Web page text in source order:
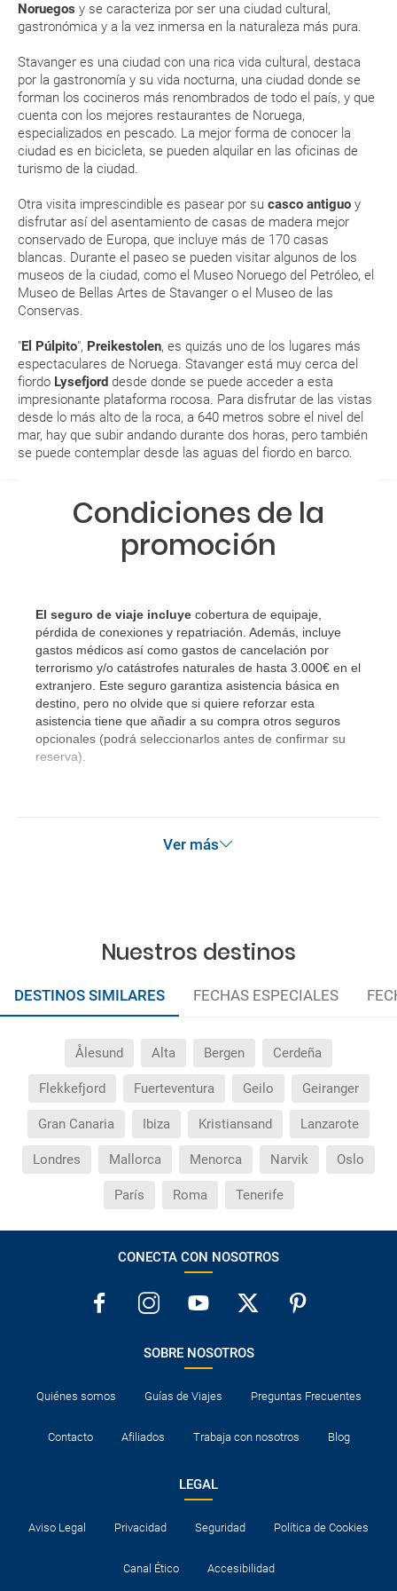
Noruegos y se caracteriza por ser una ciudad cultural,
gastronómica y a la vez inmersa en la naturaleza más pura.
Stavanger es una ciudad con una rica vida cultural, destaca
por la gastronomía y su vida nocturna, una ciudad donde se
forman los cocineros más renombrados de todo el país, y que
cuenta con los mejores restaurantes de Noruega,
especializados en pescado. La mejor forma de conocer la
ciudad es en bicicleta, se pueden alquilar en las oficinas de
turismo de la ciudad.
Otra visita imprescindible es pasear por su casco antiguo y
disfrutar así del asentamiento de casas de madera mejor
conservado de Europa, que incluye más de 170 casas
blancas. Durante el paseo se pueden visitar algunos de los
museos de la ciudad, como el Museo Noruego del Petróleo, el
Museo de Bellas Artes de Stavanger o el Museo de las
Conservas.
"El Púlpito", Preikestolen, es quizás uno de los lugares más
espectaculares de Noruega. Stavanger está muy cerca del
fiordo Lysefjord desde donde se puede acceder a esta
impresionante plataforma rocosa. Para disfrutar de las vistas
desde lo más alto de la roca, a 640 metros sobre el nivel del
mar, hay que subir andando durante dos horas, pero también
se puede contemplar desde las aguas del fiordo en barco.
de tu reserva alrededor de 10 días antes de salida, la cual deberás
imprimir y llevar contigo en el viaje.
Esta documentación te será requerida en el mostrador de la compañía
aérea a la hora de realizar el check-in el día de la salida.
MODIFICACIÓN ó CANCELACIÓN ¿Puedo anular o
modificar una reserva del viaje? ¿Qué gastos puede
generar una anulación o modificación del viaje?
¿Qué caducidad debe tener mi pasaporte para ir
a...?
¿Con cuánta antelación tengo que estar en el
aeropuerto?
RESERVAR ¿Cómo puedo reservar un viaje de
paquete vacacional en la página web?
Al realizar la reserva, uno de los servicios ha
quedado de pendiente de confirmación ¿Cómo
sabré si se confirma el viaje?
quiero al hacer mi solicitud de reserva?
Si tengo los traslados incluidos, ¿dónde debo
¿Incluye algún seguro de viaje mi reserva?
¿Cuáles son las condiciones generales en las
reservas de viajes?
¿Cuáles son los impuestos de entrada y salida del
país si viajo a América?
traslados?
Condiciones de la
promoción
El seguro de viaje incluye cobertura de equipaje,
pérdida de conexiones y repatriación. Además, incluye
gastos médicos así como gastos de cancelación por
terrorismo y/o catástrofes naturales de hasta 3.000€ en el
extranjero. Este seguro garantiza asistencia básica en
destino, pero no olvide que si quiere reforzar esta
asistencia tiene que añadir a su compra otros seguros
opcionales (podrá seleccionarlos antes de confirmar su
reserva).
Ver más
Nuestros destinos
DESTINOS SIMILARES FECHAS ESPECIALES
Ålesund Alta Bergen Cerdeña
Flekkefjord Fuerteventura Geilo Geiranger
Gran Canaria Ibiza Kristiansand Lanzarote
Londres Mallorca Menorca Narvik Oslo
París Roma Tenerife
CONECTA CON NOSOTROS
SOBRE NOSOTROS
Quiénes somos Guías de Viajes Preguntas Frecuentes
Contacto Afiliados Trabaja con nosotros Blog
LEGAL
Aviso Legal Privacidad Seguridad Política de Cookies
Canal Ético Accesibilidad